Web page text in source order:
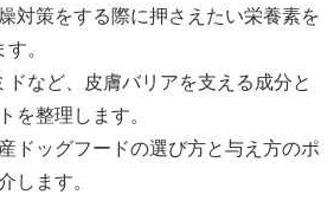
対策をする際に押さえたい栄養素を
。
など、皮膚バリアを支える成分と
を整理します。
ドッグフードの選び方と与え方のポ
します。